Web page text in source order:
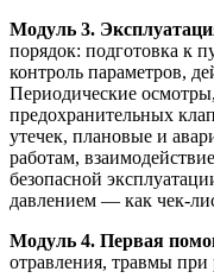
Модуль 3.
порядок: подготовка к
контроль параметров,
Периодические
предохранительных
утечек, плановые и
работам,
безопасной
давлением — как
Модуль 4. Первая
отравления, травмы при